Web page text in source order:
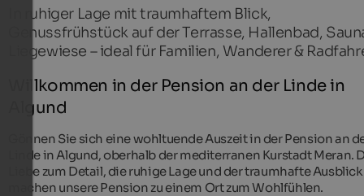
In ruhiger Lage mit traumhaftem Blick,
Genussfrühstück auf der Terrasse, Hallenbad,
Liegewiese – ideal für Familien, Wanderer &
Willkommen in der Pension an der Linde in
Algund
Gönnen Sie sich eine wohltuende Auszeit in der Pension an
Linde in Algund, oberhalb der mediterranen Kurstadt Meran.
Liebe zum Detail, die ruhige Lage und der traumhafte Ausblick
machen unsere Pension zu einem Ort zum Wohlfühlen.